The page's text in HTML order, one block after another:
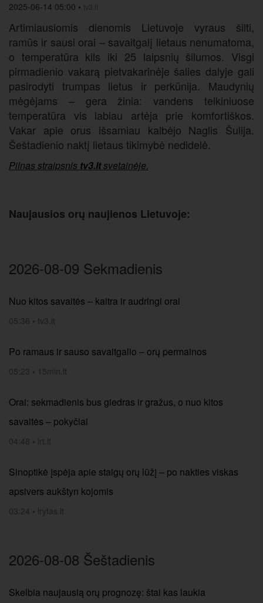
2025-06-14 05:00 • tv3.lt
Artimiausiomis dienomis Lietuvoje vyraus šilti,
ramūs ir sausi orai – savaitgalį lietaus nenumatoma,
o temperatūra kils iki 25 laipsnių šilumos. Visgi
pirmadienio vakarą pietvakarinėje šalies dalyje gali
pasirodyti trumpas lietus ir perkūnija. Maudynių
mėgėjams – gera žinia: vandens telkiniuose
temperatūra vis labiau artėja prie komfortiškos.
Vakar apie orus išsamiau kalbėjo Naglis Šulija.
Šeštadienio naktį lietaus tikimybė nedidelė.
Pilnas straipsnis tv3.ltsvetainėje.
Naujausios orų naujienos Lietuvoje:
2026-08-09 Sekmadienis
Nuo kitos savaitės – kaitra ir audringi orai
05:36 • tv3.lt
Po ramaus ir sauso savaitgalio – orų permainos
05:23 • 15min.lt
Orai: sekmadienis bus giedras ir gražus, o nuo kitos
savaitės – pokyčiai
04:48 • lrt.lt
Sinoptikė įspėja apie staigų orų lūžį – po nakties viskas
apsivers aukštyn kojomis
03:24 • lrytas.lt
2026-08-08 Šeštadienis
Skelbia naujausią orų prognozę: štai kas laukia